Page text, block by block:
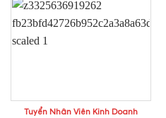
Tuyển Nhân Viên Kinh Doanh